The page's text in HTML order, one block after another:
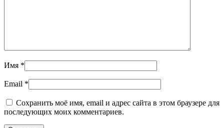
Имя *
Email *
Сохранить моё имя, email и адрес сайта в этом браузере для
последующих моих комментариев.